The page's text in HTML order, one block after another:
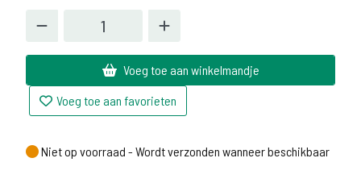
Voeg toe aan winkelmandje
Voeg toe aan favorieten
Niet op voorraad - Wordt verzonden wanneer beschikbaar
Niet op voorraad - Wordt verzonden wanneer beschikbaar